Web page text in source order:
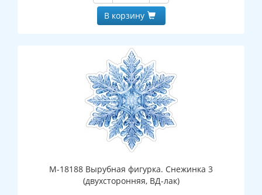
В корзину
М-18188 Вырубная фигурка. Снежинка 3
(двухсторонняя, ВД-лак)